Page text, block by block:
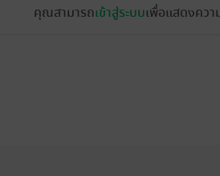
คุณสามารถเข้าสู่ระบบเพื่อแสดงควา